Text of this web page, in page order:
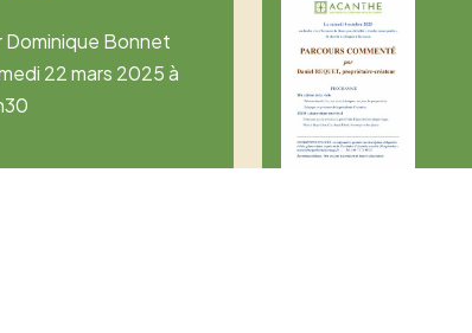
Dominique Bonnet
22 mars 2025 à